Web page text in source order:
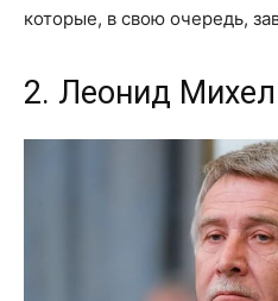
которые, в свою очередь,
2. Леонид